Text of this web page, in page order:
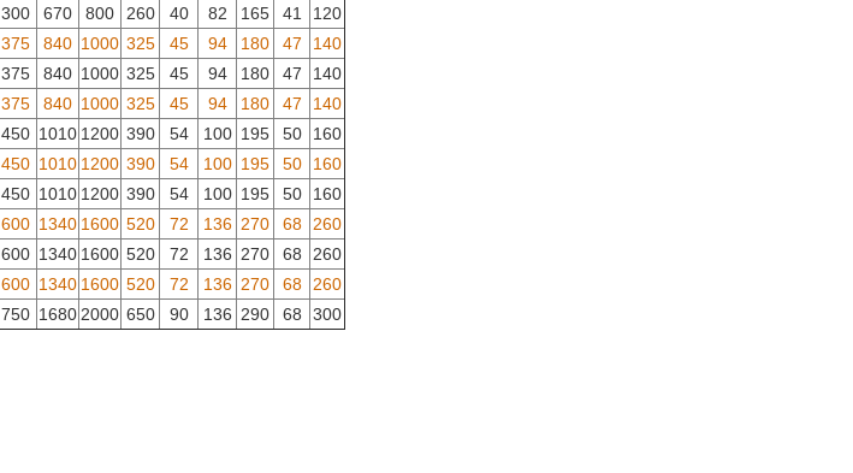
300 670 800 260 40 82 165 41
120
375 840 1000 325 45 94 180 47
140
375 840 1000 325 45 94 180 47
140
375 840 1000 325 45 94 180 47
140
450 1010 1200 390 54 100 195 50
160
450 1010 1200 390 54 100 195 50
160
450 1010 1200 390 54 100 195 50
160
600 1340 1600 520 72 136 270 68
260
600 1340 1600 520 72 136 270 68
260
600 1340 1600 520 72 136 270 68
260
750 1680 2000 650 90 136 290 68 300